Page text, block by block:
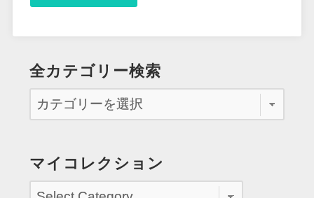
全カテゴリー検索
マイコレクション